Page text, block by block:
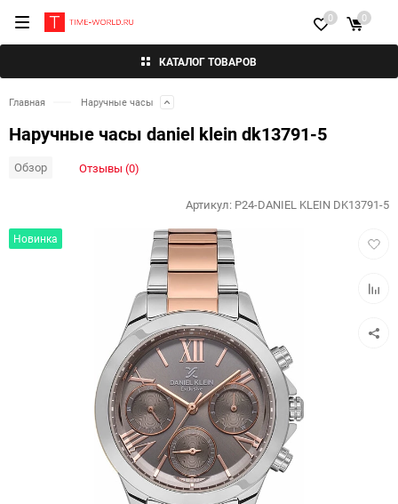
КАТАЛОГ ТОВАРОВ
0 0
Главная Наручные часы
Наручные часы daniel klein dk13791-5
Обзор Отзывы (0)
Новинка
Артикул: P24-DANIEL KLEIN DK13791-5